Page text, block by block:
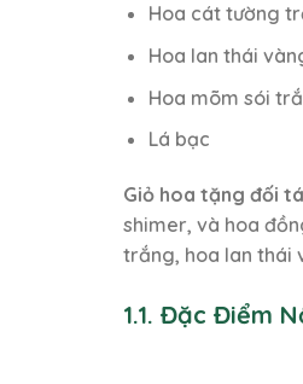
Hoa cát tường
Hoa lan thái
Hoa mõm sói
Lá bạc
Giỏ hoa tặng đối
shimer, và hoa
trắng, hoa lan thái
1.1. Đặc Điểm